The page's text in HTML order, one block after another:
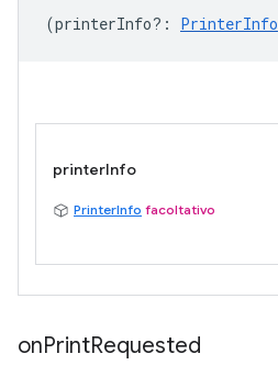
(printerInfo? : PrinterInfo
printerInfo
PrinterInfo facoltativo
onPrintRequested